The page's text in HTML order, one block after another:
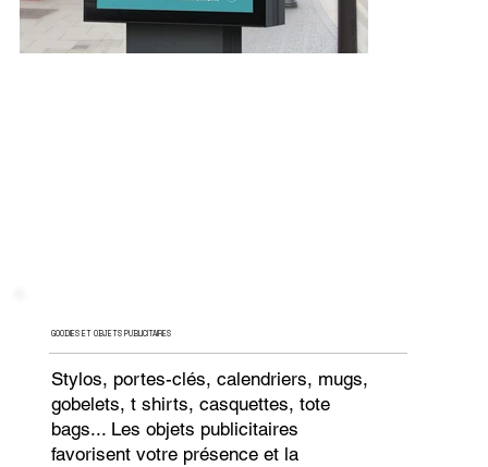
GOODIES ET OBJETS PUBLICITAIRES
Stylos, portes-clés, calendriers, mugs,
gobelets, t shirts, casquettes, tote
bags... Les objets publicitaires
favorisent votre présence et la